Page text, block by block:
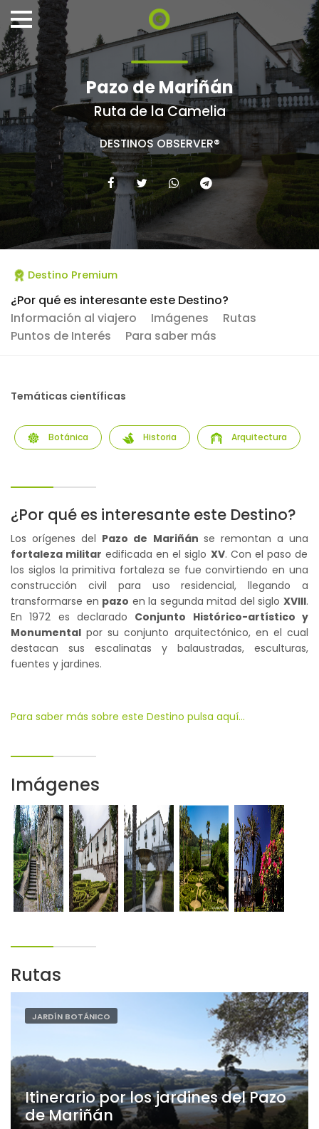
Pazo de Mariñán
Ruta de la Camelia
DESTINOS OBSERVER®
Destino Premium
¿Por qué es interesante este Destino?
Información al viajero
Imágenes
Rutas
Puntos de Interés
Para saber más
Temáticas científicas
Botánica Historia Arquitectura
¿Por qué es interesante este Destino?
Los orígenes del Pazo de Mariñán se remontan a una
fortaleza militar edificada en el siglo XV. Con el paso de
los siglos la primitiva fortaleza se fue convirtiendo en una
construcción civil para uso residencial, llegando a
transformarse en pazo en la segunda mitad del sigloXVIII.
En 1972 es declarado Conjunto Histórico-artístico y
Monumental por su conjunto arquitectónico, en el cual
destacan sus escalinatas y balaustradas, esculturas,
fuentes y jardines.
Para saber más sobre este Destino pulsa aquí...
Imágenes
Rutas
JARDÍN BOTÁNICO
Itinerario por los jardines del Pazo
de Mariñán